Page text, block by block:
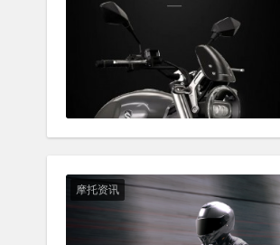
摩托资讯